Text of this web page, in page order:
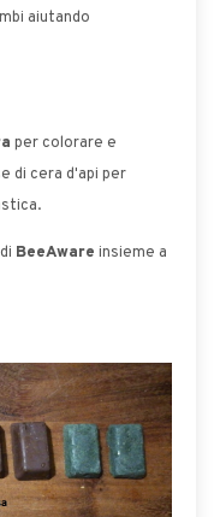
aiutando
per colorare e
di cera d'api per
BeeAware insieme a